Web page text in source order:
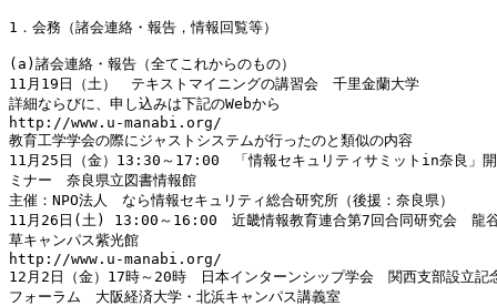
1．会務（諸会連絡・報告，情報回覧等）
(a)諸会連絡・報告（全てこれからのもの）
11月19日（土）　テキストマイニングの講習会　千里金蘭大学
詳細ならびに、申し込みは下記のWebから
http://www.u-manabi.org/
教育工学学会の際にジャストシステムが行ったのと類似の内容
11月25日（金）13:30～17:00　「情報セキュリティサミットin奈良」
ミナー　奈良県立図書情報館
主催：NPO法人　なら情報セキュリティ総合研究所（後援：奈良県）
11月26日(土) 13:00～16:00　近畿情報教育連合第7回合同研究会　龍
草キャンパス紫光館
http://www.u-manabi.org/
12月2日（金）17時～20時　日本インターンシップ学会　関西支部設立記
フォーラム　大阪経済大学・北浜キャンパス講義室